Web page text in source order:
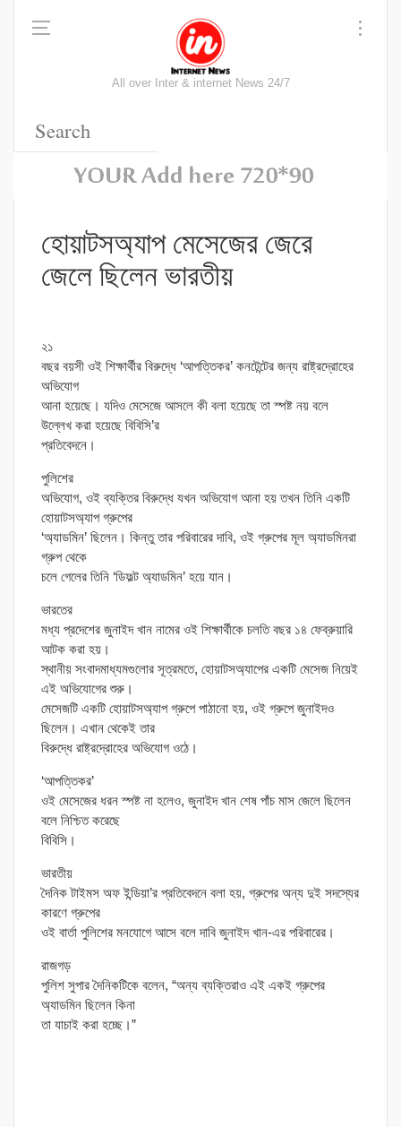
All over Inter & internet News 24/7
হোয়াটসঅ্যাপ মেসেজের জেরে
জেলে ছিলেন ভারতীয়
২১
বছর বয়সী ওই শিক্ষার্থীর বিরুদ্ধে ‘আপত্তিকর’ কনটেন্টের জন্য রাষ্ট্রদ্রোহের
অভিযোগ
আনা হয়েছে। যদিও মেসেজে আসলে কী বলা হয়েছে তা স্পষ্ট নয় বলে
উল্লেখ করা হয়েছে বিবিসি’র
প্রতিবেদনে।
পুলিশের
অভিযোগ, ওই ব্যক্তির বিরুদ্ধে যখন অভিযোগ আনা হয় তখন তিনি একটি
হোয়াটসঅ্যাপ গ্রুপের
‘অ্যাডমিন’ ছিলেন। কিন্তু তার পরিবারের দাবি, ওই গ্রুপের মূল অ্যাডমিনরা
গ্রুপ থেকে
চলে গেলের তিনি ‘ডিফল্ট অ্যাডমিন’ হয়ে যান।
ভারতের
মধ্য প্রদেশের জুনাইদ খান নামের ওই শিক্ষার্থীকে চলতি বছর ১৪ ফেব্রুয়ারি
আটক করা হয়।
স্থানীয় সংবাদমাধ্যমগুলোর সূত্রমতে, হোয়াটসঅ্যাপের একটি মেসেজ নিয়েই
এই অভিযোগের শুরু।
মেসেজটি একটি হোয়াটসঅ্যাপ গ্রুপে পাঠানো হয়, ওই গ্রুপে জুনাইদও
ছিলেন। এখান থেকেই তার
বিরুদ্ধে রাষ্ট্রদ্রোহের অভিযোগ ওঠে।
‘আপত্তিকর’
ওই মেসেজের ধরন স্পষ্ট না হলেও, জুনাইদ খান শেষ পাঁচ মাস জেলে ছিলেন
বলে নিশ্চিত করেছে
বিবিসি।
ভারতীয়
দৈনিক টাইমস অফ ইন্ডিয়া’র প্রতিবেদনে বলা হয়, গ্রুপের অন্য দুই সদস্যের
কারণে গ্রুপের
ওই বার্তা পুলিশের মনযোগে আসে বলে দাবি জুনাইদ খান-এর পরিবারের।
রাজগড়
পুলিশ সুপার দৈনিকটিকে বলেন, “অন্য ব্যক্তিরাও এই একই গ্রুপের
অ্যাডমিন ছিলেন কিনা
তা যাচাই করা হচ্ছে।”